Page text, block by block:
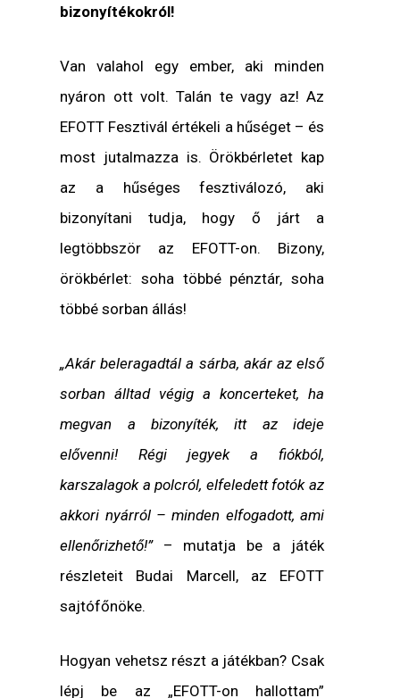
bizonyítékokról!
Van valahol egy ember, aki minden
nyáron ott volt. Talán te vagy az! Az
EFOTT Fesztivál értékeli a hűséget – és
most jutalmazza is. Örökbérletet kap
az a hűséges fesztiválozó, aki
bizonyítani tudja, hogy ő járt a
legtöbbször az EFOTT-on. Bizony,
örökbérlet: soha többé pénztár, soha
többé sorban állás!
„Akár beleragadtál a sárba, akár az első
sorban álltad végig a koncerteket, ha
megvan a bizonyíték, itt az ideje
elővenni! Régi jegyek a fiókból,
karszalagok a polcról, elfeledett fotók az
akkori nyárról – minden elfogadott, ami
ellenőrizhető!”– mutatja be a játék
részleteit Budai Marcell, az EFOTT
sajtófőnöke.
Hogyan vehetsz részt a játékban? Csak
lépj be az „EFOTT-on hallottam”